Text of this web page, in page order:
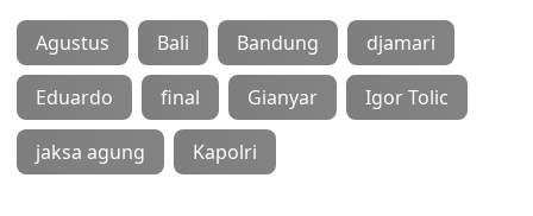
Agustus Bali Bandung djamari
Eduardo final Gianyar Igor Tolic
jaksa agung Kapolri